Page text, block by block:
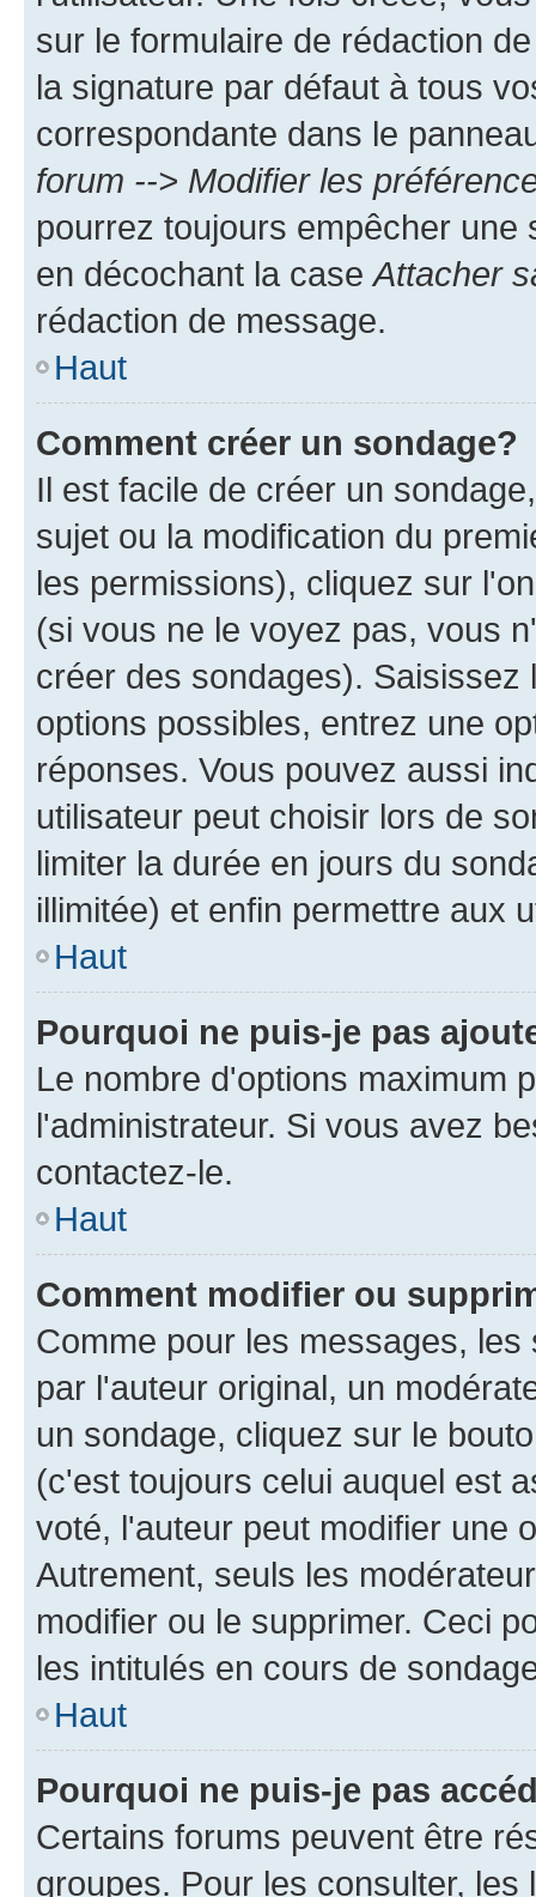
sur le formulaire de rédaction
la signature par défaut à tous
correspondante dans le
forum --> Modifier les
pourrez toujours empêcher
en décochant la caseAttacher
rédaction de message.
Haut
Comment créer un sondage?
Il est facile de créer un
sujet ou la modification du
les permissions), cliquez sur
(si vous ne le voyez pas, vous
créer des sondages).
options possibles, entrez une
réponses. Vous pouvez aussi
utilisateur peut choisir lors de
limiter la durée en jours du
illimitée) et enfin permettre aux
Haut
Pourquoi ne puis-je pas
Le nombre d'options maximum
l'administrateur. Si vous avez
contactez-le.
Haut
Comment modifier ou
Comme pour les messages,
par l'auteur original, un
un sondage, cliquez sur le
(c'est toujours celui auquel est
voté, l'auteur peut modifier une
Autrement, seuls les
modifier ou le supprimer. Ceci
les intitulés en cours de
Haut
Pourquoi ne puis-je pas
Certains forums peuvent être
groupes. Pour les consulter,